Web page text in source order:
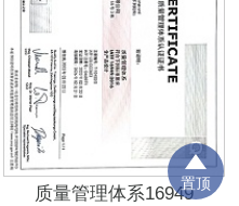
质量管理体系16949
置顶